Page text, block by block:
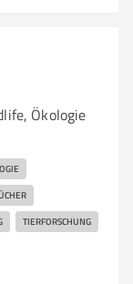
Ökologie
TIERFORSCHUNG